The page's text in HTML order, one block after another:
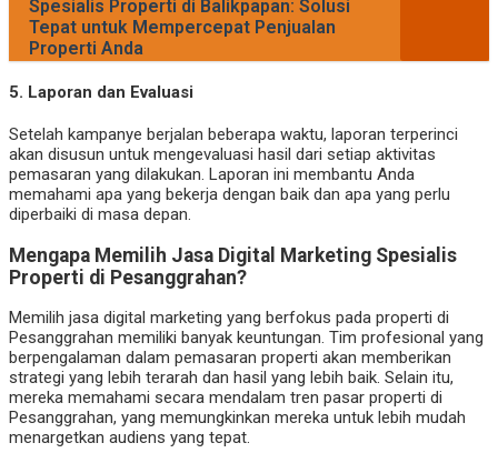
Spesialis Properti di Balikpapan: Solusi
Tepat untuk Mempercepat Penjualan
Properti Anda
5. Laporan dan Evaluasi
Setelah kampanye berjalan beberapa waktu, laporan terperinci
akan disusun untuk mengevaluasi hasil dari setiap aktivitas
pemasaran yang dilakukan. Laporan ini membantu Anda
memahami apa yang bekerja dengan baik dan apa yang perlu
diperbaiki di masa depan.
Mengapa Memilih Jasa Digital Marketing Spesialis
Properti di Pesanggrahan?
Memilih jasa digital marketing yang berfokus pada properti di
Pesanggrahan memiliki banyak keuntungan. Tim profesional yang
berpengalaman dalam pemasaran properti akan memberikan
strategi yang lebih terarah dan hasil yang lebih baik. Selain itu,
mereka memahami secara mendalam tren pasar properti di
Pesanggrahan, yang memungkinkan mereka untuk lebih mudah
menargetkan audiens yang tepat.